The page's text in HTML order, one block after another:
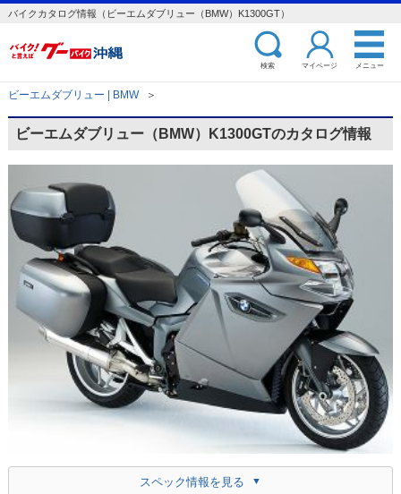
バイクカタログ情報（ビーエムダブリュー（BMW）K1300GT）
検索 マイページ メニュー
ビーエムダブリュー | BMW ＞
ビーエムダブリュー（BMW）K1300GTのカタログ情報
スペック情報を見る